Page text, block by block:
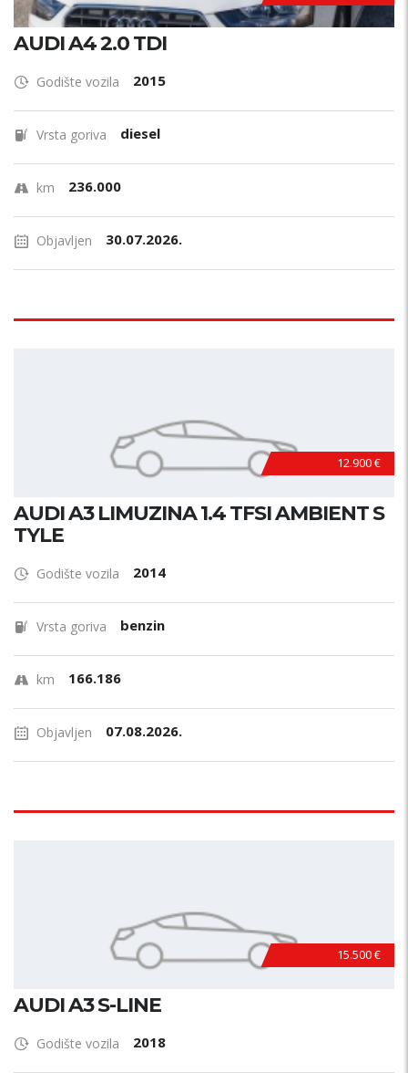
AUDI A4 2.0 TDI
Godište vozila 2015
Vrsta goriva diesel
km 236.000
Objavljen 30.07.2026.
12.900 €
AUDI A3 LIMUZINA 1.4 TFSI AMBIENT S
TYLE
Godište vozila 2014
Vrsta goriva benzin
km 166.186
Objavljen 07.08.2026.
15.500 €
AUDI A3 S-LINE
Godište vozila 2018